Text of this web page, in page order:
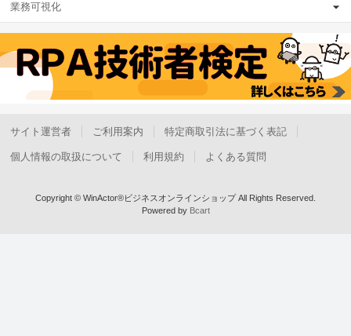
業務可視化
サイト運営者 ご利用案内 特定商取引法に基づく表記
個人情報の取扱について 利用規約 よくある質問
Copyright © WinActor®ビジネスオンラインショップ All Rights Reserved.
Powered by Bcart